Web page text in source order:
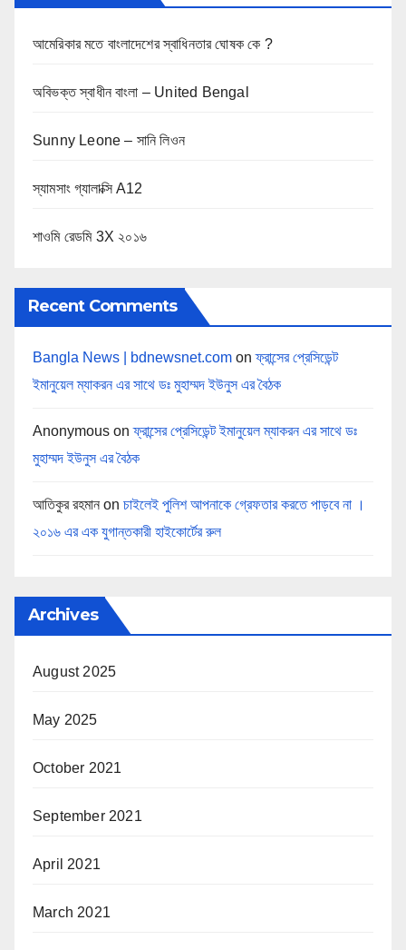
আমেরিকার মতে বাংলাদেশের স্বাধিনতার ঘোষক কে ?
অবিভক্ত স্বাধীন বাংলা – United Bengal
Sunny Leone – সানি লিওন
স্যামসাং গ্যালাক্সি A12
শাওমি রেডমি 3X ২০১৬
Recent Comments
Bangla News | bdnewsnet.com onফ্রান্সের প্রেসিডেন্ট
ইমানুয়েল ম্যাকরন এর সাথে ডঃ মুহাম্মদ ইউনুস এর বৈঠক
Anonymous onফ্রান্সের প্রেসিডেন্ট ইমানুয়েল ম্যাকরন এর সাথে ডঃ
মুহাম্মদ ইউনুস এর বৈঠক
আতিকুর রহমান on চাইলেই পুলিশ আপনাকে গ্রেফতার করতে পাড়বে না ।
২০১৬ এর এক যুগান্তকারী হাইকোর্টের রুল
Archives
August 2025
May 2025
October 2021
September 2021
April 2021
March 2021